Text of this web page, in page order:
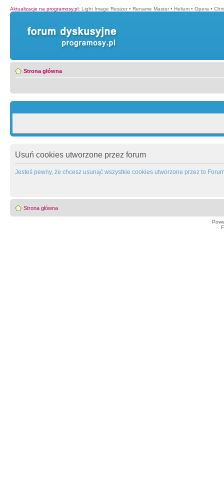
Aktualizacje na programosy.pl: Light Image Resizer • Rename Master • Helium • Opera •
Strona główna
Usuń cookies utworzone przez forum
Jesteś pewny, że chcesz usunąć wszystkie cookies utworzone przez to
Strona główna